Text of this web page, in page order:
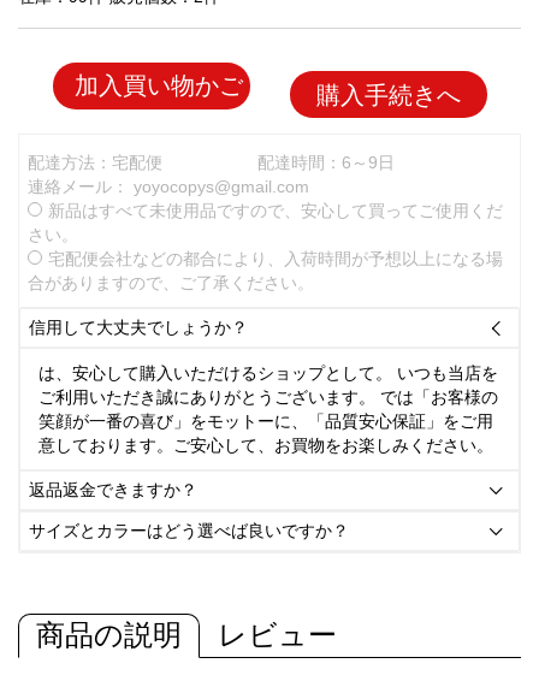
加入買い物かご 購入手続きへ
配達方法：宅配便
配達時間：6～9日
連絡メール： yoyocopys@gmail.com
新品はすべて未使用品ですので、安心して買ってご使用くだ
さい。
宅配便会社などの都合により、入荷時間が予想以上になる場
合がありますので、ご了承ください。
信用して大丈夫でしょうか？ 
は、安心して購入いただけるショップとして。 いつも当店を
ご利用いただき誠にありがとうございます。 では「お客様の
笑顔が一番の喜び」をモットーに、「品質安心保証」をご用
意しております。ご安心して、お買物をお楽しみください。
返品返金できますか？ 
サイズとカラーはどう選べば良いですか？ 
商品の説明 レビュー